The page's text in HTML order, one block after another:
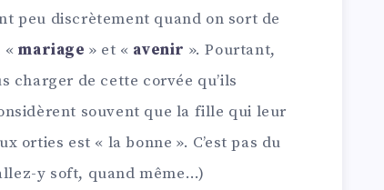
peu discrètement quand on sort de
«mariage» et « avenir ». Pourtant,
charger de cette corvée qu’ils
souvent que la fille qui leur
orties est « la bonne ». C’est pas du
y soft, quand même…)